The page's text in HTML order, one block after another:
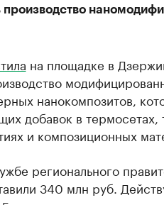
на площадке в
нанокомпозитов,
добавок в термосетах,
и композиционных
регионального
340 млн руб.